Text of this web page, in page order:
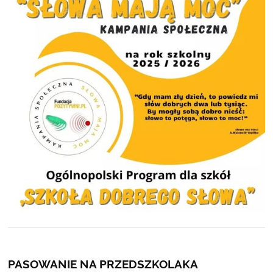
PASOWANIE NA PRZEDSZKOLAKA